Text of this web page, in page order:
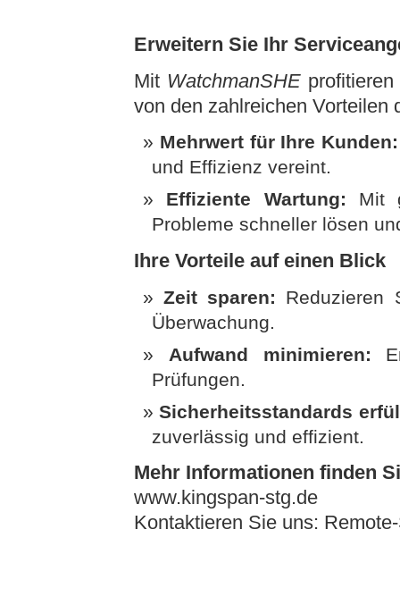
Erweitern Sie Ihr
Mit WatchmanSHE
von den zahlreichen Vorteilen
Mehrwert für Ihre Kunden:
und Effizienz vereint.
Effiziente Wartung: Mit
Probleme schneller lösen
Ihre Vorteile auf einen Blick
Zeit sparen:
Reduzieren
Überwachung.
Aufwand minimieren:
Prüfungen.
Sicherheitsstandards
zuverlässig und effizient.
Mehr Informationen finden
www.kingspan-stg.de
Kontaktieren Sie uns: